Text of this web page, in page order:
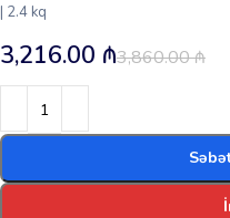
| 2.4 kq
3,860.00₼
3,216.00 ₼